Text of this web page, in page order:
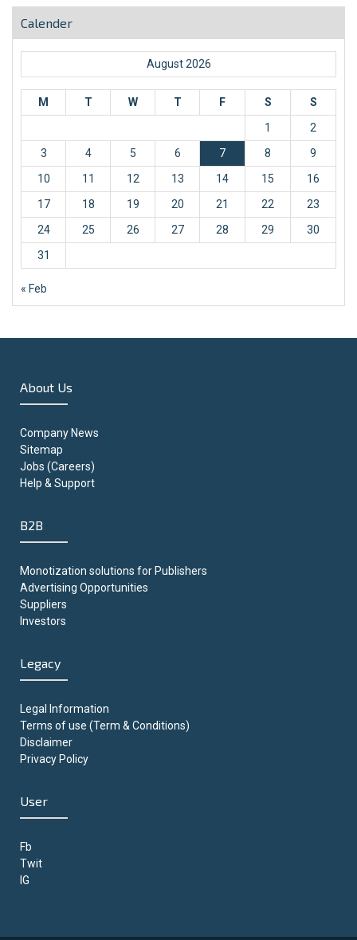
Calender
August 2026
M T W T F S
S
1
2
3
4 5 6 7 8
9
10
11 12 13 14 15
16
17
18 19 20 21 22
23
24
25 26 27 28 29
30
31
« Feb
About Us
Company News
Sitemap
Jobs (Careers)
Help & Support
B2B
Monotization solutions for Publishers
Advertising Opportunities
Suppliers
Investors
Legacy
Legal Information
Terms of use (Term & Conditions)
Disclaimer
Privacy Policy
User
Fb
Twit
IG